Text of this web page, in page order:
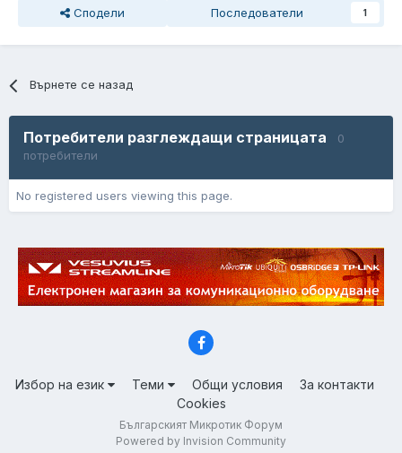
Сподели Последователи 1
Върнете се назад
Потребители разглеждащи страницата
0
потребители
No registered users viewing this page.
Избор на език Теми Общи условия
За контакти
Cookies
Българският Микротик Форум
Powered by Invision Community